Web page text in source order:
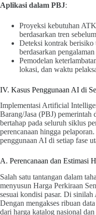
Aplikasi dalam PBJ:
Proyeksi kebutuhan
berdasarkan tren
Deteksi kontrak berisiko
berdasarkan
Pemodelan
lokasi, dan waktu
IV. Kasus Penggunaan AI di
Implementasi Artificial
Barang/Jasa (PBJ) pemerintah
bertahap pada seluruh siklus
perencanaan hingga
penggunaan AI di setiap fase
A. Perencanaan dan Estimasi
Salah satu tantangan dalam
menyusun Harga Perkiraan
sesuai kondisi pasar. Di
Dengan mengakses ribuan
dari harga katalog nasional